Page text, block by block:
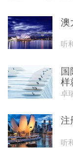
澳
听
国
样
卓
注
听